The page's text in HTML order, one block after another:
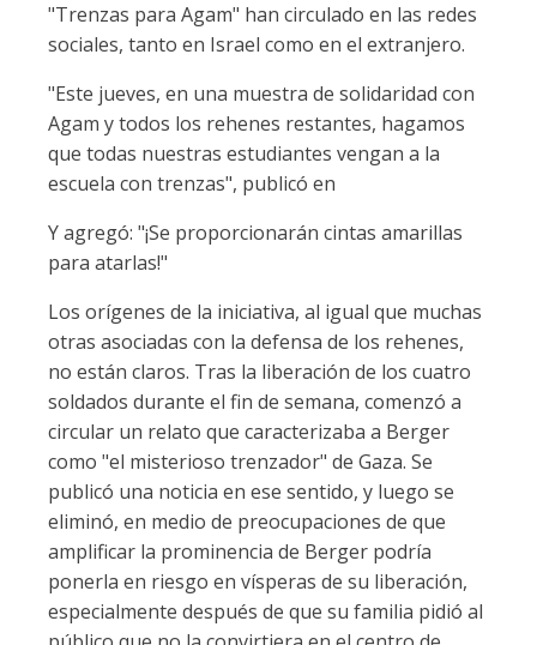
"Trenzas para Agam" han circulado en las redes
sociales, tanto en Israel como en el extranjero.
"Este jueves, en una muestra de solidaridad con
Agam y todos los rehenes restantes, hagamos
que todas nuestras estudiantes vengan a la
escuela con trenzas", publicó en
Y agregó: "¡Se proporcionarán cintas amarillas
para atarlas!"
Los orígenes de la iniciativa, al igual que muchas
otras asociadas con la defensa de los rehenes,
no están claros. Tras la liberación de los cuatro
soldados durante el fin de semana, comenzó a
circular un relato que caracterizaba a Berger
como "el misterioso trenzador" de Gaza. Se
publicó una noticia en ese sentido, y luego se
eliminó, en medio de preocupaciones de que
amplificar la prominencia de Berger podría
ponerla en riesgo en vísperas de su liberación,
especialmente después de que su familia pidió al